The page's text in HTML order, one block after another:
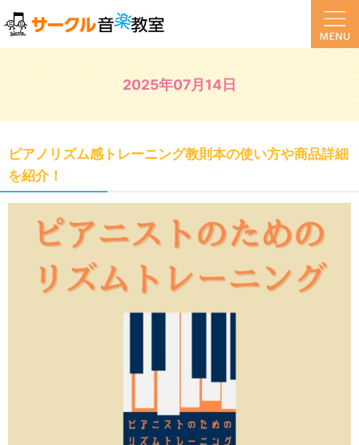
2025年07月14日
ピアノリズム感トレーニング教則本の使い方や商品詳細
を紹介！